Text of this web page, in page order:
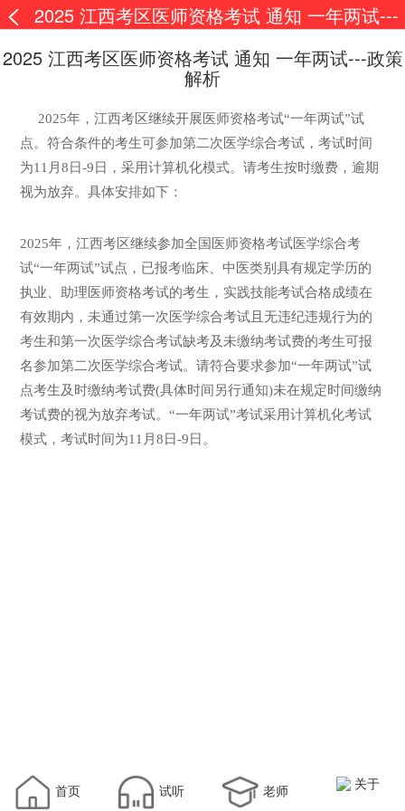
2025 江西考区医师资格考试 通知 一年两试---
政策解析
2025 江西考区医师资格考试 通知 一年两试---政策
解析
2025年，江西考区继续开展医师资格考试“一年两试”试
点。符合条件的考生可参加第二次医学综合考试，考试时间
为11月8日-9日，采用计算机化模式。请考生按时缴费，逾期
视为放弃。具体安排如下：
2025年，江西考区继续参加全国医师资格考试医学综合考
试“一年两试”试点，已报考临床、中医类别具有规定学历的
执业、助理医师资格考试的考生，实践技能考试合格成绩在
有效期内，未通过第一次医学综合考试且无违纪违规行为的
考生和第一次医学综合考试缺考及未缴纳考试费的考生可报
名参加第二次医学综合考试。请符合要求参加“一年两试”试
点考生及时缴纳考试费(具体时间另行通知)未在规定时间缴纳
考试费的视为放弃考试。“一年两试”考试采用计算机化考试
模式，考试时间为11月8日-9日。
首页 试听 老师 关于